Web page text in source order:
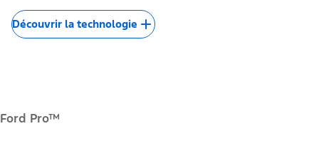
Découvrir la technologie
Ford Pro™